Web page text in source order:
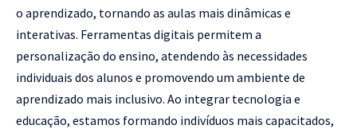
o aprendizado, tornando as aulas mais dinâmicas e
interativas. Ferramentas digitais permitem a
personalização do ensino, atendendo às necessidades
individuais dos alunos e promovendo um ambiente de
aprendizado mais inclusivo. Ao integrar tecnologia e
educação, estamos formando indivíduos mais capacitados,